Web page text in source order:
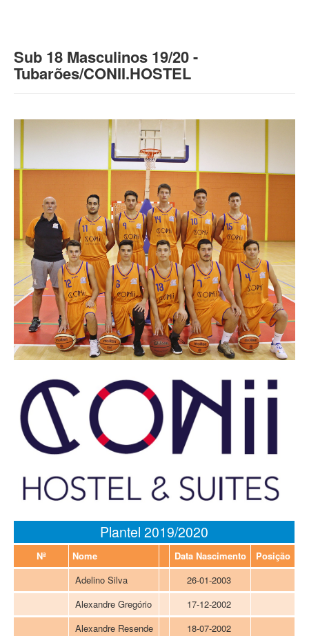
Mais
Sub 18 Masculinos 19/20 -
Tubarões/CONII.HOSTEL
Plantel 2019/2020
Nª Nome Data Nascimento
Posição
Adelino Silva
26-01-2003
Alexandre Gregório
17-12-2002
Alexandre Resende
18-07-2002